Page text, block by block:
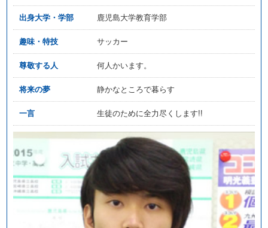
出身大学・学部 鹿児島大学教育学部
趣味・特技 サッカー
尊敬する人 何人かいます。
将来の夢 静かなところで暮らす
一言 生徒のために全力尽くします!!